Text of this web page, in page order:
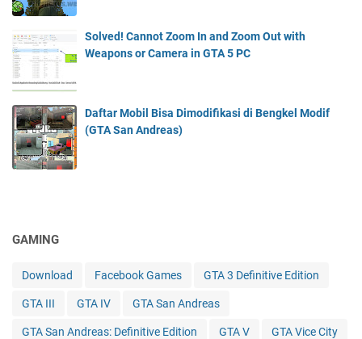
Solved! Cannot Zoom In and Zoom Out with
Weapons or Camera in GTA 5 PC
Daftar Mobil Bisa Dimodifikasi di Bengkel Modif
(GTA San Andreas)
GAMING
Download Facebook Games GTA 3 Definitive Edition
GTA III GTA IV GTA San Andreas
GTA San Andreas: Definitive Edition GTA V GTA Vice City